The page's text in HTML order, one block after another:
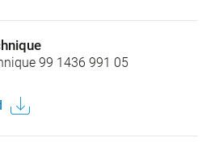
99 1436 991 05